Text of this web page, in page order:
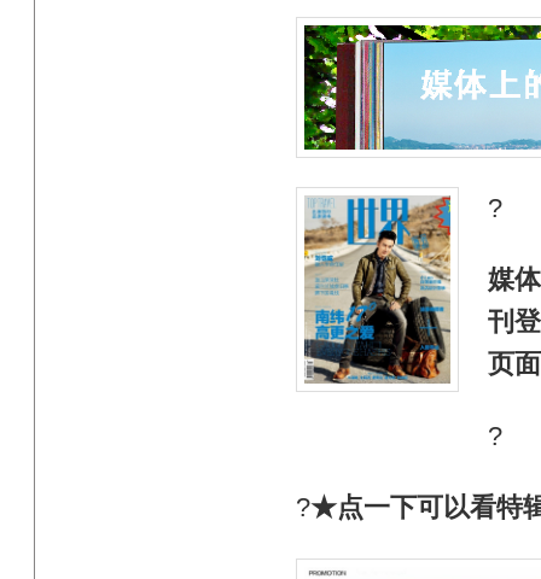
?
媒
刊
页
?
?★点一下可以看特